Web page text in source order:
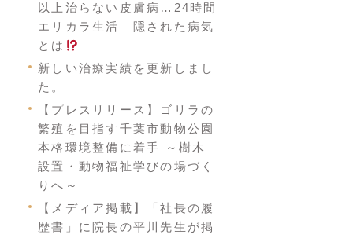
以上治らない皮膚病…24時間
エリカラ生活 隠された病気
とは
新しい治療実績を更新しまし
た。
【プレスリリース】ゴリラの
繁殖を目指す千葉市動物公園
本格環境整備に着手 ～樹木
設置・動物福祉学びの場づく
りへ～
【メディア掲載】「社長の履
歴書」に院長の平川先生が掲